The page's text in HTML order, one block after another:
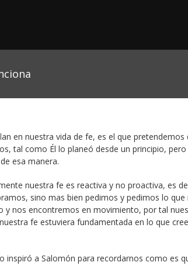
en nuestra vida de fe, es el que
tal como Él lo planeó desde un principio,
esa manera.
nuestra fe es reactiva y no proactiva, es
sino mas bien pedimos y pedimos lo
y nos encontremos en movimiento, por tal
fe estuviera fundamentada en lo que
inspiró a Salomón para recordarnos como es